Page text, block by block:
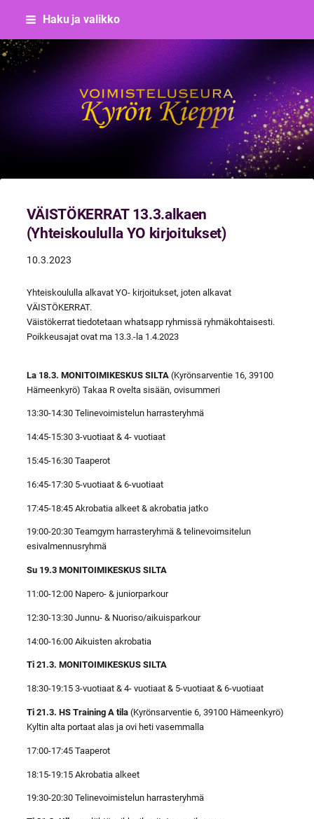
Siirry
sisältöön
Haku ja valikko
Voimisteluseura Kyrön Kieppi
VÄISTÖKERRAT 13.3.alkaen
(Yhteiskoululla YO kirjoitukset)
10.3.2023
Yhteiskoululla alkavat YO- kirjoitukset, joten alkavat
VÄISTÖKERRAT.
Väistökerrat tiedotetaan whatsapp ryhmissä ryhmäkohtaisesti.
Poikkeusajat ovat ma 13.3.-la 1.4.2023
La 18.3. MONITOIMIKESKUS SILTA (Kyrönsarventie 16, 39100
Hämeenkyrö) Takaa R ovelta sisään, ovisummeri
13:30-14:30 Telinevoimistelun harrasteryhmä
14:45-15:30 3-vuotiaat & 4- vuotiaat
15:45-16:30 Taaperot
16:45-17:30 5-vuotiaat & 6-vuotiaat
17:45-18:45 Akrobatia alkeet & akrobatia jatko
19:00-20:30 Teamgym harrasteryhmä & telinevoimsitelun
esivalmennusryhmä
Su 19.3 MONITOIMIKESKUS SILTA
11:00-12:00 Napero- & juniorparkour
12:30-13:30 Junnu- & Nuoriso/aikuisparkour
14:00-16:00 Aikuisten akrobatia
Ti 21.3. MONITOIMIKESKUS SILTA
18:30-19:15 3-vuotiaat & 4- vuotiaat & 5-vuotiaat & 6-vuotiaat
Ti 21.3. HS Training A tila(Kyrönsarventie 6, 39100 Hämeenkyrö)
Kyltin alta portaat alas ja ovi heti vasemmalla
17:00-17:45 Taaperot
18:15-19:15 Akrobatia alkeet
19:30-20:30 Telinevoimistelun harrasteryhmä